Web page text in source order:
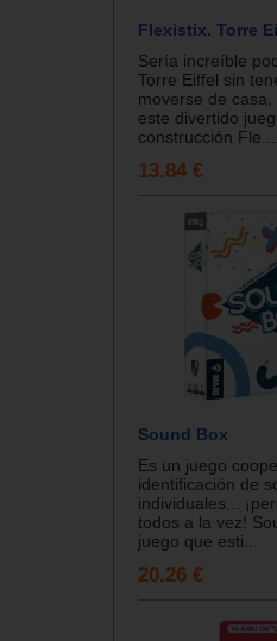
Flexistix. Torre
Sería increíble
Torre Eiffel sin
moverse de
este divertido
construcción Fle...
13.84 €
Sound Box
Es un juego
identificación de
individuales...
todos a la vez!
juego que esti...
20.26 €